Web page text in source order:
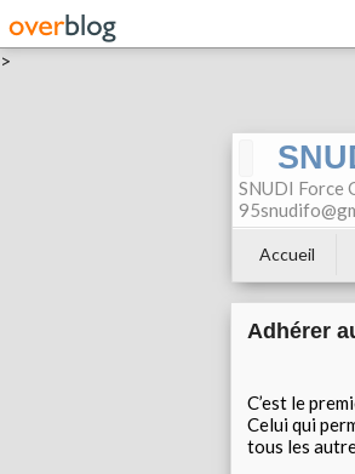
>
SNUDI Force
Accueil
Adhérer
C’est le
Celui qui
tous les